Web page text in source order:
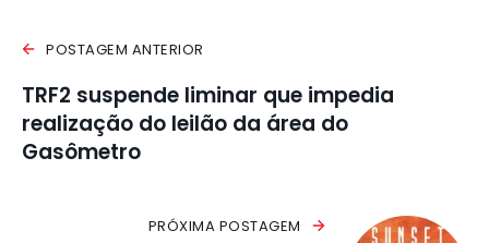
POSTAGEM ANTERIOR
TRF2 suspende liminar que impedia
realização do leilão da área do
Gasômetro
PRÓXIMA POSTAGEM